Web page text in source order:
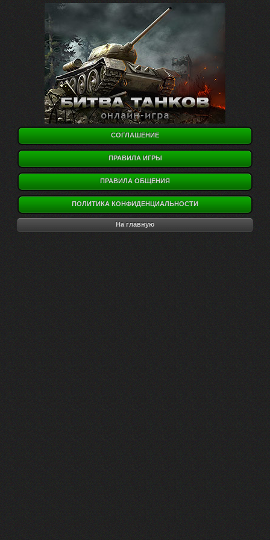
СОГЛАШЕНИЕ
ПРАВИЛА ИГРЫ
ПРАВИЛА ОБЩЕНИЯ
ПОЛИТИКА КОНФИДЕНЦИАЛЬНОСТИ
На главную